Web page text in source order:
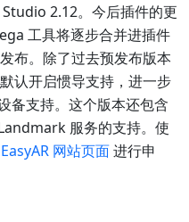
2.12。今后插件的更
工具将逐步合并进插件
布。除了过去预发布版本
认开启惯导支持，进一步
备支持。这个版本还包含
服务的支持。使
EasyAR 网站页面进行申